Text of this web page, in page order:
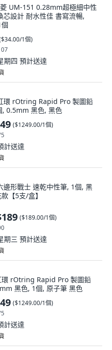
UM-151 0.28mm超極細中性
芯設計 耐水性佳 書寫流暢,
個
$34.00/1個)
期四 預計送達
環 rOtring Rapid Pro 製圖鉛
, 0.5mm 黑色, 黑色
($1249.00/1個)
計送達
邊形戰士 速乾中性筆, 1個, 黑
【5支/盒】
($189.00/1個)
期三 預計送達
環 rOtring Rapid Pro 製圖鉛
黑色, 1個, 原子筆 黑色
($1249.00/1個)
計送達